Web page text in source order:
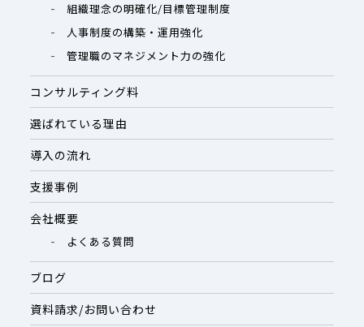
組織理念の明確化/目標管理制度
人事制度の構築・運用強化
管理職のマネジメント力の強化
コンサルティング料
選ばれている理由
導入の流れ
支援事例
会社概要
よくある質問
ブログ
資料請求/お問い合わせ